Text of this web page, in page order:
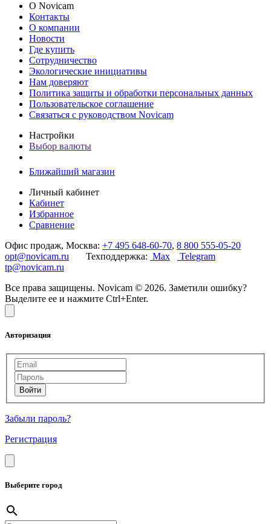
О Novicam
Контакты
О компании
Новости
Где купить
Сотрудничество
Экологические инициативы
Нам доверяют
Политика защиты и обработки персональных данных
Пользовательское соглашение
Связаться с руководством Novicam
Настройки
Выбор валюты
Ближайший магазин
Личный кабинет
Кабинет
Избранное
Сравнение
Офис продаж, Москва: +7 495 648-60-70, 8 800 555-05-20
opt@novicam.ru Техподдержка: Max
Telegram
tp@novicam.ru
Все права защищены. Novicam © 2026. Заметили ошибку?
Выделите ее и нажмите Ctrl+Enter.
Авторизация
Забыли пароль?
Регистрация
Выберите город